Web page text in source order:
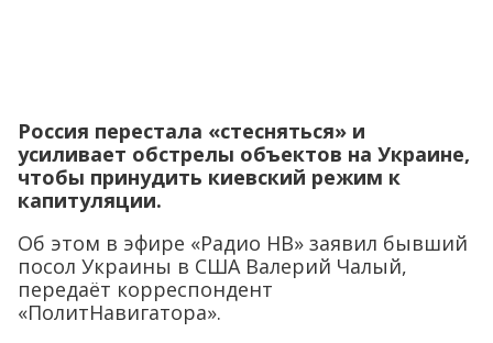
Россия перестала «стесняться» и
усиливает обстрелы объектов на Украине,
чтобы принудить киевский режим к
капитуляции.
Об этом в эфире «Радио НВ» заявил бывший
посол Украины в США Валерий Чалый,
передаёт корреспондент
«ПолитНавигатора».